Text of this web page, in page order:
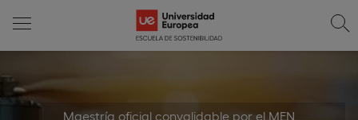
Maestría oficial convalidable por el MEN